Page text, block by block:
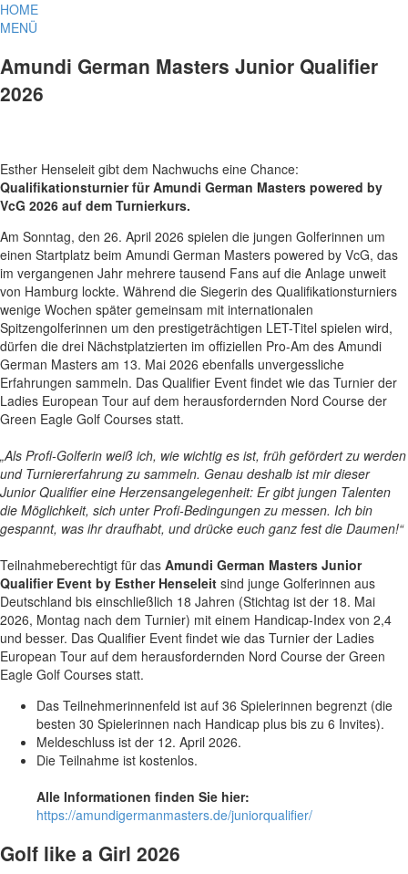
HOME
MENÜ
Amundi German Masters Junior Qualifier
2026
Esther Henseleit gibt dem Nachwuchs eine Chance:
Qualifikationsturnier für Amundi German Masters powered by
VcG 2026 auf dem Turnierkurs.
Am Sonntag, den 26. April 2026 spielen die jungen Golferinnen um
einen Startplatz beim Amundi German Masters powered by VcG, das
im vergangenen Jahr mehrere tausend Fans auf die Anlage unweit
von Hamburg lockte. Während die Siegerin des Qualifikationsturniers
wenige Wochen später gemeinsam mit internationalen
Spitzengolferinnen um den prestigeträchtigen LET-Titel spielen wird,
dürfen die drei Nächstplatzierten im offiziellen Pro-Am des Amundi
German Masters am 13. Mai 2026 ebenfalls unvergessliche
Erfahrungen sammeln. Das Qualifier Event findet wie das Turnier der
Ladies European Tour auf dem herausfordernden Nord Course der
Green Eagle Golf Courses statt.
„Als Profi-Golferin weiß ich, wie wichtig es ist, früh gefördert zu werden
und Turniererfahrung zu sammeln. Genau deshalb ist mir dieser
Junior Qualifier eine Herzensangelegenheit: Er gibt jungen Talenten
die Möglichkeit, sich unter Profi-Bedingungen zu messen. Ich bin
gespannt, was ihr draufhabt, und drücke euch ganz fest die Daumen!“
Teilnahmeberechtigt für das Amundi German Masters Junior
Qualifier Event by Esther Henseleit sind junge Golferinnen aus
Deutschland bis einschließlich 18 Jahren (Stichtag ist der 18. Mai
2026, Montag nach dem Turnier) mit einem Handicap-Index von 2,4
und besser. Das Qualifier Event findet wie das Turnier der Ladies
European Tour auf dem herausfordernden Nord Course der Green
Eagle Golf Courses statt.
Das Teilnehmerinnenfeld ist auf 36 Spielerinnen begrenzt (die
besten 30 Spielerinnen nach Handicap plus bis zu 6 Invites).
Meldeschluss ist der 12. April 2026.
Die Teilnahme ist kostenlos.
Alle Informationen finden Sie hier:
https://amundigermanmasters.de/juniorqualifier/
Golf like a Girl 2026